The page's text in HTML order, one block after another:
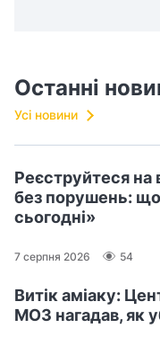
Останні
Усі новини
Реєструйтеся на
без порушень:
сьогодні»
7 серпня 2026 54
Витік аміаку:
МОЗ нагадав, як